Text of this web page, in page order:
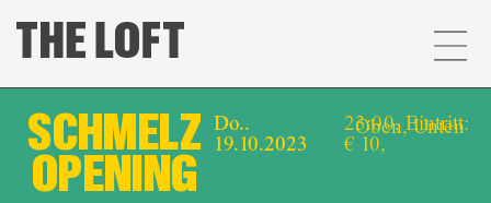
SCHMELZ
OPENING
Do..
19.10.2023
23:00, Eintritt:
€ 10,
Oben,Unten